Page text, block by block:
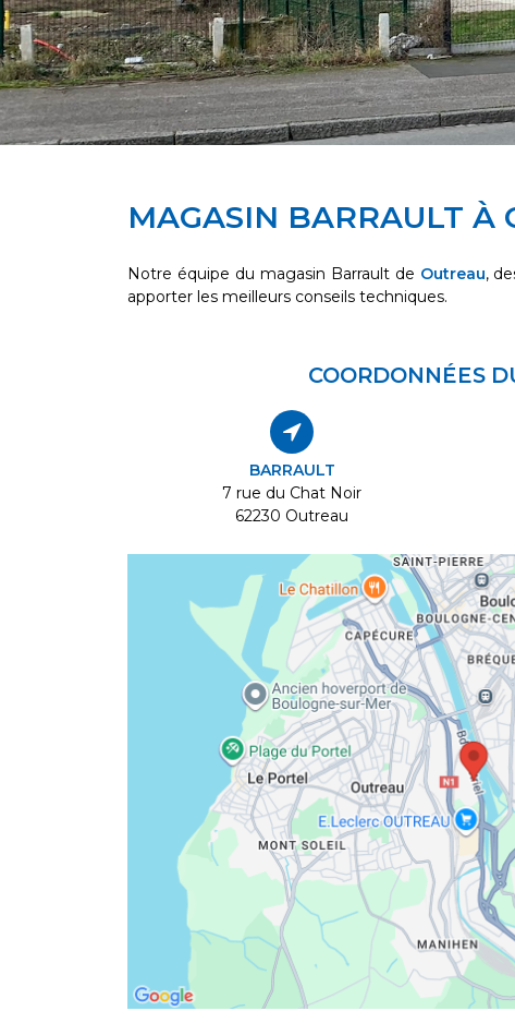
MAGASIN BARRAULT À
Notre équipe du magasin Barrault de Outreau,
apporter les meilleurs conseils techniques.
COORDONNÉES
BARRAULT
7 rue du Chat Noir
62230 Outreau